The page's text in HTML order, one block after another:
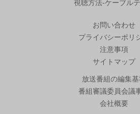
視聴方法-ケーブル
お問い合わせ
プライバシーポリ
注意事項
サイトマップ
放送番組の編集
番組審議委員会議
会社概要